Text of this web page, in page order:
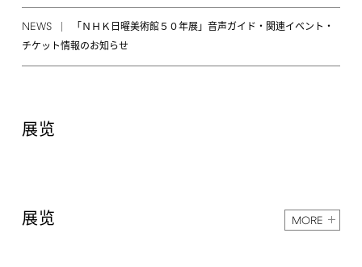
NEWS
「ＮＨＫ日曜美術館５０年展」音声ガイド・関連イベント・
チケット情報のお知らせ
展览
展览 MORE